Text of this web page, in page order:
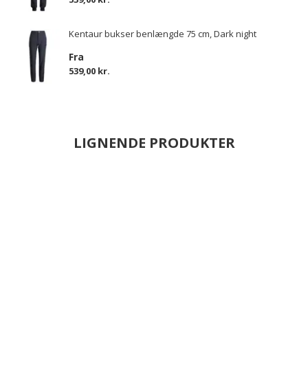
Kentaur bukser benlængde 75 cm, Dark night
Fra
539,00 kr.
LIGNENDE PRODUKTER